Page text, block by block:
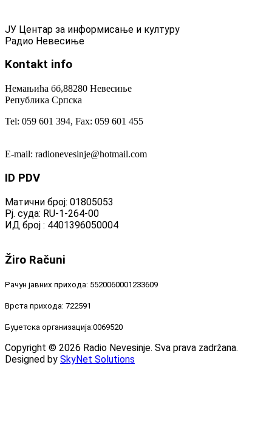
ЈУ Центар за информисање и културу
Радио Невесиње
Kontakt info
Немањића бб,88280 Невесиње
Република Српска
Tel: 059 601 394, Fax: 059 601 455
E-mail: radionevesinje@hotmail.com
ID PDV
Матични број: 01805053
Рј. суда: RU-1-264-00
ИД број : 4401396050004
Žiro Računi
Рачун јавних прихода: 5520060001233609
Врста прихода: 722591
Буџетска организација:0069520
Copyright © 2026 Radio Nevesinje. Sva prava zadržana.
Designed by SkyNet Solutions